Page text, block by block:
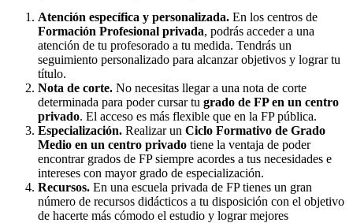
Atención específica y personalizada. En los centros de
Formación Profesional privada, podrás acceder a una
atención de tu profesorado a tu medida. Tendrás un
seguimiento personalizado para alcanzar objetivos y lograr tu
título.
Nota de corte. No necesitas llegar a una nota de corte
determinada para poder cursar tu grado de FP en un centro
privado. El acceso es más flexible que en la FP pública.
Especialización. Realizar un Ciclo Formativo de Grado
Medio en un centro privado tiene la ventaja de poder
encontrar grados de FP siempre acordes a tus necesidades e
intereses con mayor grado de especialización.
Recursos. En una escuela privada de FP tienes un gran
número de recursos didácticos a tu disposición con el objetivo
de hacerte más cómodo el estudio y lograr mejores